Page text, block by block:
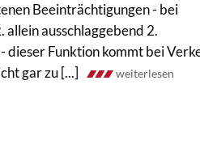
Beeinträchtigungen - bei
allein ausschlaggebend 2.
dieser Funktion kommt bei
gar zu [...]
weiterlesen